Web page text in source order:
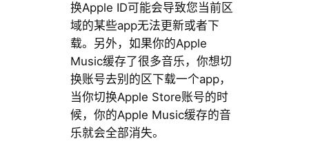
换Apple ID可能会导致您当前区
域的某些app无法更新或者下
载。另外，如果你的Apple
Music缓存了很多音乐，你想切
换账号去别的区下载一个app，
当你切换Apple Store账号的时
候，你的Apple Music缓存的音
乐就会全部消失。